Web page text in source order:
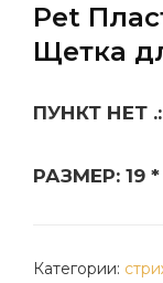
Pet
Щетка
ПУНКТ НЕТ .:
РАЗМЕР: 19
Категории: